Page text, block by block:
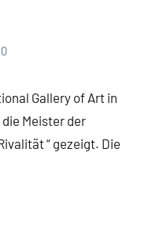
Gallery of Art in
die Meister der
“ gezeigt. Die